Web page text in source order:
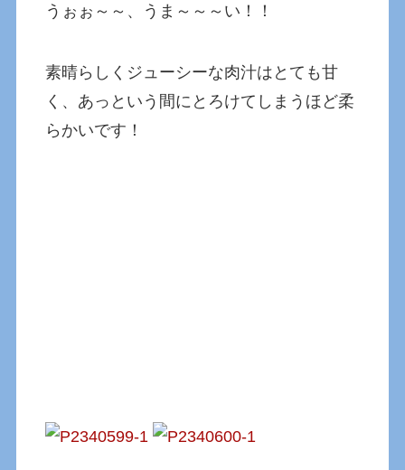
うぉぉ～～、うま～～～い！！
素晴らしくジューシーな肉汁はとても甘
く、あっという間にとろけてしまうほど柔
らかいです！